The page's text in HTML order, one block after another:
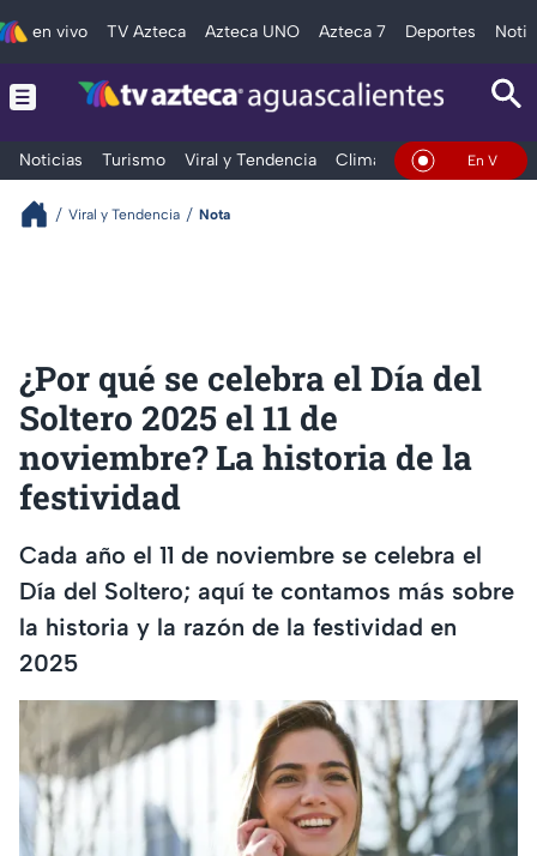
en vivo TV Azteca Azteca UNO Azteca 7 Deportes
Noticias Turismo Viral y Tendencia Clima DeportesEn Vivo
Viral y Tendencia Nota
¿Por qué se celebra el Día del
Soltero 2025 el 11 de
noviembre? La historia de la
festividad
Cada año el 11 de noviembre se celebra el
Día del Soltero; aquí te contamos más sobre
la historia y la razón de la festividad en
2025